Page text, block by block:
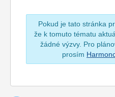
Pokud je tato stránka
že k tomuto tématu
žádné výzvy. Pro
prosím